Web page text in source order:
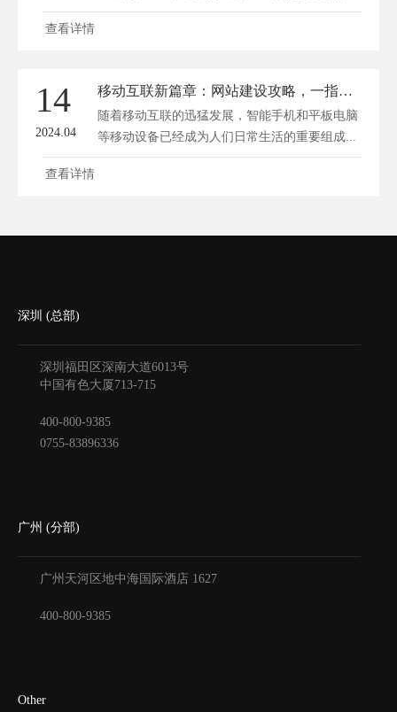
查看详情
14
2024.04
移动互联新篇章：网站建设攻略，一指掌控天下
随着移动互联的迅猛发展，智能手机和平板电脑
等移动设备已经成为人们日常生活的重要组成...
查看详情
深圳 (总部)
深圳福田区深南大道6013号
中国有色大厦 713-715
400-800-9385
0755-83896336
广州 (分部)
广州天河区地中海国际酒店 1627
400-800-9385
Other